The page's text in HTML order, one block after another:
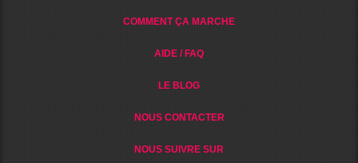
COMMENT ÇA MARCHE
AIDE / FAQ
LE BLOG
NOUS CONTACTER
NOUS SUIVRE SUR